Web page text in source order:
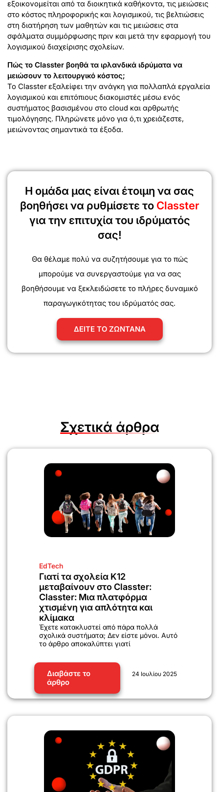
εξοικονομείται από τα διοικητικά καθήκοντα, τις μειώσεις
στο κόστος πληροφορικής και λογισμικού, τις βελτιώσεις
στη διατήρηση των μαθητών και τις μειώσεις στα
σφάλματα συμμόρφωσης πριν και μετά την εφαρμογή του
λογισμικού διαχείρισης σχολείων.
Πώς το Classter βοηθά τα ιρλανδικά ιδρύματα να
μειώσουν το λειτουργικό κόστος;
Το Classter εξαλείφει την ανάγκη για πολλαπλά εργαλεία
λογισμικού και επιτόπιους διακομιστές μέσω ενός
συστήματος βασισμένου στο cloud και αρθρωτής
τιμολόγησης. Πληρώνετε μόνο για ό,τι χρειάζεστε,
μειώνοντας σημαντικά τα έξοδα.
Η ομάδα μας είναι έτοιμη να σας
βοηθήσει να ρυθμίσετε το Classter
για την επιτυχία του ιδρύματός
σας!
Θα θέλαμε πολύ να συζητήσουμε για το πώς
μπορούμε να συνεργαστούμε για να σας
βοηθήσουμε να ξεκλειδώσετε το πλήρες δυναμικό
παραγωγικότητας του ιδρύματός σας.
ΔΕΙΤΕ ΤΟ ΖΩΝΤΑΝΑ
Σχετικά άρθρα
EdTech
Γιατί τα σχολεία K12
μεταβαίνουν στο Classter:
Classter: Μια πλατφόρμα
χτισμένη για απλότητα και
κλίμακα
Έχετε κατακλυστεί από πάρα πολλά
σχολικά συστήματα; Δεν είστε μόνοι. Αυτό
το άρθρο αποκαλύπτει γιατί
Διαβάστε το
άρθρο
24 Ιουλίου 2025